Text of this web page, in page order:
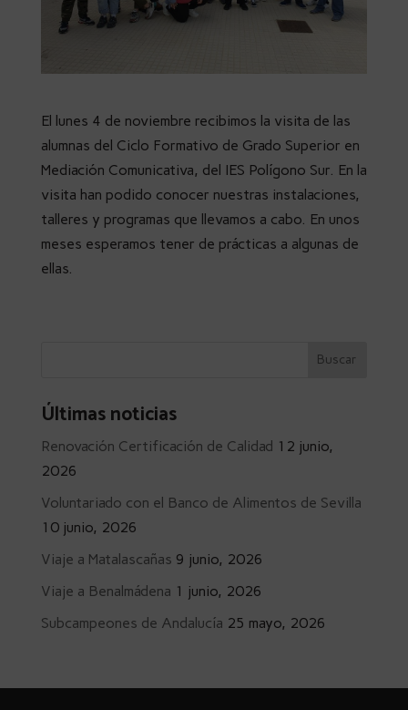
El lunes 4 de noviembre recibimos la visita de las
alumnas del Ciclo Formativo de Grado Superior en
Mediación Comunicativa, del IES Polígono Sur. En la
visita han podido conocer nuestras instalaciones,
talleres y programas que llevamos a cabo. En unos
meses esperamos tener de prácticas a algunas de
ellas.
Últimas noticias
Renovación Certificación de Calidad 12 junio,
2026
Voluntariado con el Banco de Alimentos de Sevilla
10 junio, 2026
Viaje a Matalascañas 9 junio, 2026
Viaje a Benalmádena 1 junio, 2026
Subcampeones de Andalucía 25 mayo, 2026